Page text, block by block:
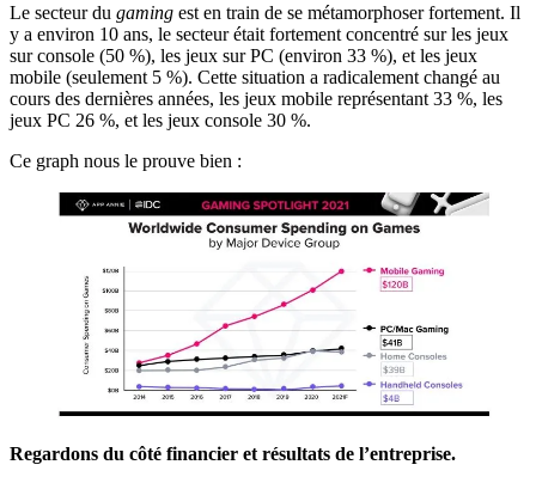
Le secteur du gaming est en train de se métamorphoser fortement. Il
y a environ 10 ans, le secteur était fortement concentré sur les jeux
sur console (50 %), les jeux sur PC (environ 33 %), et les jeux
mobile (seulement 5 %). Cette situation a radicalement changé au
cours des dernières années, les jeux mobile représentant 33 %, les
jeux PC 26 %, et les jeux console 30 %.
Ce graph nous le prouve bien :
Regardons du côté financier et résultats de l’entreprise.